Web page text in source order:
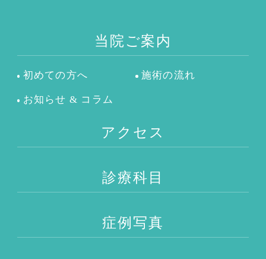
当院ご案内
初めての方へ 施術の流れ
お知らせ & コラム
アクセス
診療科目
症例写真